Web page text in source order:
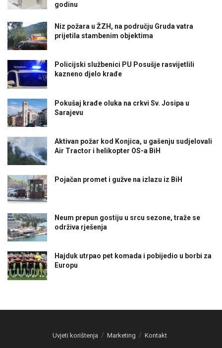
godinu
Niz požara u ŽZH, na području Gruda vatra
prijetila stambenim objektima
Policijski službenici PU Posušje rasvijetlili
kazneno djelo krađe
Pokušaj krađe oluka na crkvi Sv. Josipa u
Sarajevu
Aktivan požar kod Konjica, u gašenju sudjelovali
Air Tractor i helikopter OS-a BiH
Pojačan promet i gužve na izlazu iz BiH
Neum prepun gostiju u srcu sezone, traže se
održiva rješenja
Hajduk utrpao pet komada i pobijedio u borbi za
Europu
Uvjeti korištenja Marketing Kontakt